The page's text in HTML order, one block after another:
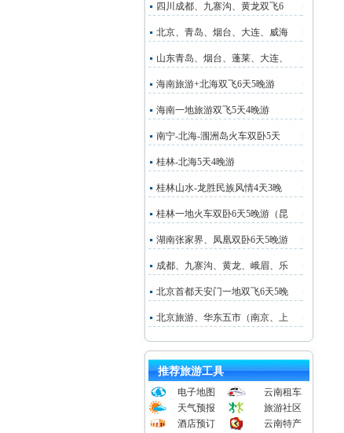
四川成都、九寨沟、黄龙双飞6
北京、青岛、烟台、大连、威海
山东青岛、烟台、蓬莱、大连、
海南旅游+北海双飞6天5晚游
海南一地旅游双飞5天4晚游
南宁-北海-涠洲岛火车双卧5天
桂林-北海5天4晚游
桂林山水-龙胜民族风情4天3晚
桂林一地火车双卧6天5晚游（昆
湖南张家界、凤凰双卧6天5晚游
成都、九寨沟、黄龙、峨眉、乐
北京首都天安门一地双飞6天5晚
北京旅游、华东五市（南京、上
推荐旅游工具
电子地图
云南租车
天气预报
旅游社区
酒店预订
云南特产